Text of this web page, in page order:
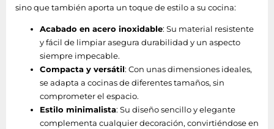
sino que también aporta un toque de estilo a su cocina:
Acabado en acero inoxidable: Su material resistente
y fácil de limpiar asegura durabilidad y un aspecto
siempre impecable.
Compacta y versátil: Con unas dimensiones ideales,
se adapta a cocinas de diferentes tamaños, sin
comprometer el espacio.
Estilo minimalista: Su diseño sencillo y elegante
complementa cualquier decoración, convirtiéndose en